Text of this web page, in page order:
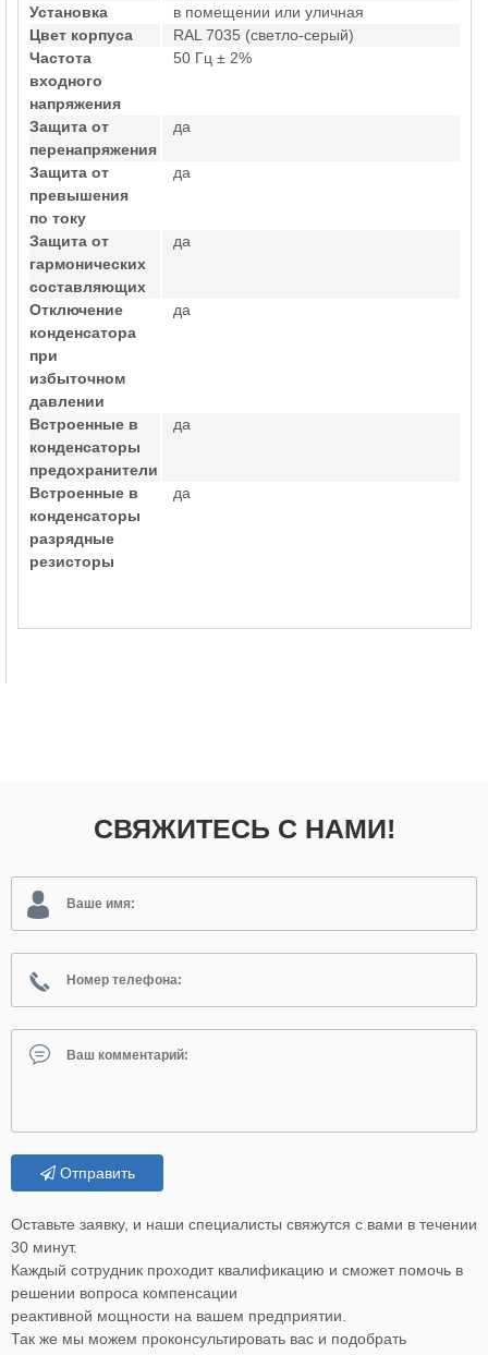
Установка
в помещении или уличная
Цвет корпуса
RAL 7035 (светло-серый)
Частота
входного
напряжения
50 Гц ± 2%
Защита от
перенапряжения
да
Защита от
превышения
по току
да
Защита от
гармонических
составляющих
да
Отключение
конденсатора
при
избыточном
давлении
да
Встроенные в
конденсаторы
предохранители
да
Встроенные в
конденсаторы
разрядные
резисторы
да
СВЯЖИТЕСЬ С НАМИ!
Отправить
Оставьте заявку, и наши специалисты свяжутся с вами в течении
30 минут.
Каждый сотрудник проходит квалификацию и сможет помочь в
решении вопроса компенсации
реактивной мощности на вашем предприятии.
Так же мы можем проконсультировать вас и подобрать